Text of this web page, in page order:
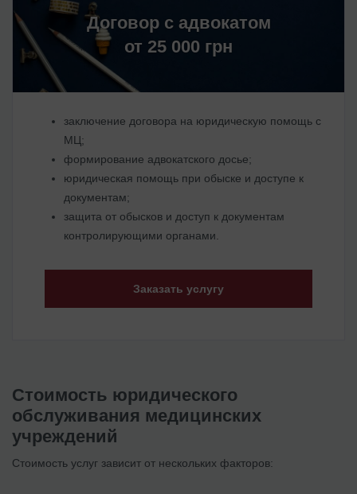
Договор с адвокатом
от 25 000 грн
заключение договора на юридическую помощь с
МЦ;
формирование адвокатского досье;
юридическая помощь при обыске и доступе к
документам;
защита от обысков и доступ к документам
контролирующими органами.
Заказать услугу
Стоимость юридического
обслуживания медицинских
учреждений
Стоимость услуг зависит от нескольких факторов: